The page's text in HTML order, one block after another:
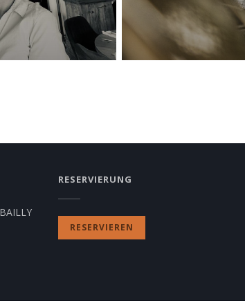
((öffnet ein neues Fenster))
RESERVIERUNG
RESERVIEREN